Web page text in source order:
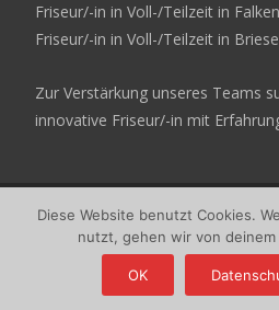
Friseur/-in in Voll-/Teilzeit in
Friseur/-in in Voll-/Teilzeit in
Zur Verstärkung unseres Teams
innovative Friseur/-in mit
Copyright © Coiffeur &
in Falkensee
Powered by WordPress
, Themei-max
Diese Website benutzt Cookies.
nutzt, gehen wir von deinem
OK